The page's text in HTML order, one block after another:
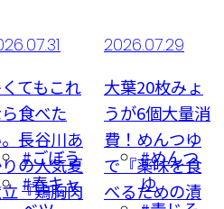
20枚みょ
6個大量消
めんつゆ
薬味を食
ための漬
#めんつ
ゆ
2026.07.30更
井上咲楽流
『納豆麹』と
食べ方。鉛を
背負ってるみ
#暮らし